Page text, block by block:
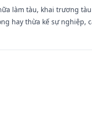
làm tàu, khai trương
hay thừa kế sự nghiệp,